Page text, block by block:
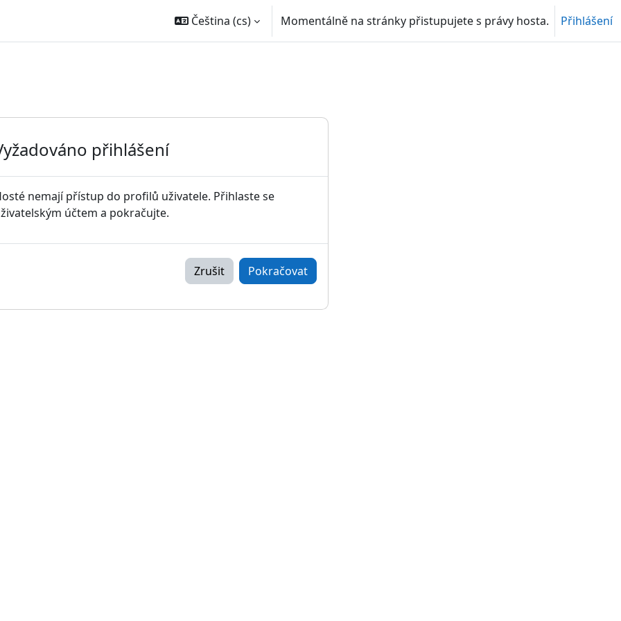
Čeština ‎(cs)‎ Momentálně na stránky přistupujete s právy hosta. Přihlášení
přihlášení
nemají přístup do profilů uživatele. Přihlaste se
účtem a pokračujte.
Zrušit Pokračovat